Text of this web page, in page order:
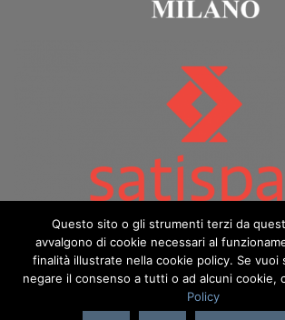
Copyright 2026 ©️ Eurottica & Vanzina -
Questo sito o gli strumenti terzi da
avvalgono di cookie necessari al
finalità illustrate nella cookie policy. Se vuoi
negare il consenso a tutti o ad alcuni cookie,
Policy